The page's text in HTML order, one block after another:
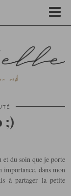
;)
et du soin que je porte
importance, dans mon
à partager la petite